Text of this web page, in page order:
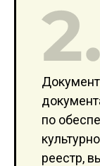
по
реестр,